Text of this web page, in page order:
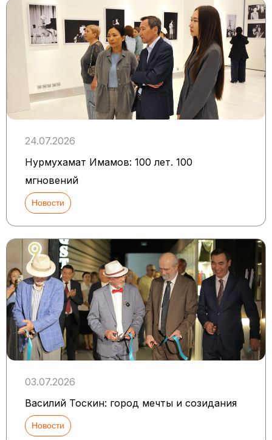
24.07.2026
Нурмухамат Имамов: 100 лет. 100
мгновений
Новости
03.07.2026
Василий Тоскин: город мечты и созидания
Новости